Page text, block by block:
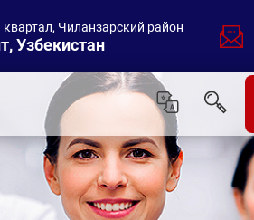
Чиланзарский район
Узбекистан